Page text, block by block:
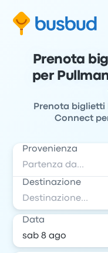
Prenota
per
Prenota biglietti
Connect
Provenienza
Destinazione
Data